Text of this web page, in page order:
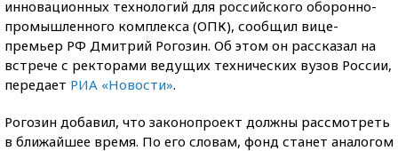
инновационных технологий для российского оборонно-
промышленного комплекса (ОПК), сообщил вице-
премьер РФ Дмитрий Рогозин. Об этом он рассказал на
встрече с ректорами ведущих технических вузов России,
передает РИА «Новости».
Рогозин добавил, что законопроект должны рассмотреть
в ближайшее время. По его словам, фонд станет аналогом